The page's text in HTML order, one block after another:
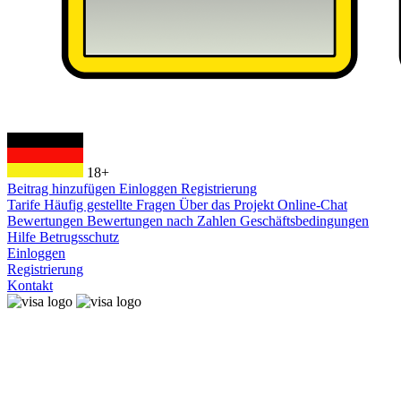
18+
Beitrag hinzufügen Einloggen Registrierung
Tarife Häufig gestellte Fragen Über das Projekt Online-Chat
Bewertungen Bewertungen nach Zahlen Geschäftsbedingungen
Hilfe Betrugsschutz
Einloggen
Registrierung
Kontakt